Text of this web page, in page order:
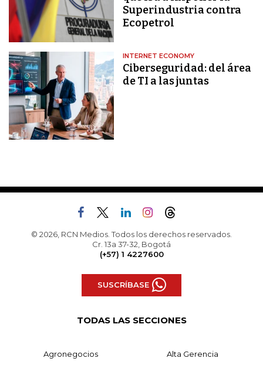
Superindustria contra
Ecopetrol
INTERNET ECONOMY
Ciberseguridad: del área
de TI a las juntas
© 2026, RCN Medios. Todos los derechos reservados.
Cr. 13a 37-32, Bogotá
(+57) 1 4227600
SUSCRÍBASE
TODAS LAS SECCIONES
Agronegocios Alta Gerencia